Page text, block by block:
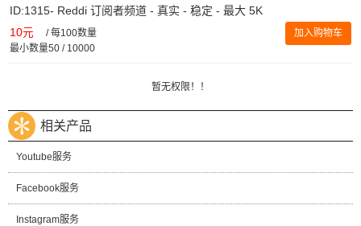
ID:1315- Reddi 订阅者频道 - 真实 - 稳定 - 最大 5K
10元 /每100数量
最小数量50 / 10000
加入购物车
暂无权限！！
相关产品
Youtube服务
Facebook服务
Instagram服务